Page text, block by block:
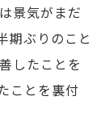
景気がまだ
期ぶりのこと
したことを
ことを裏付